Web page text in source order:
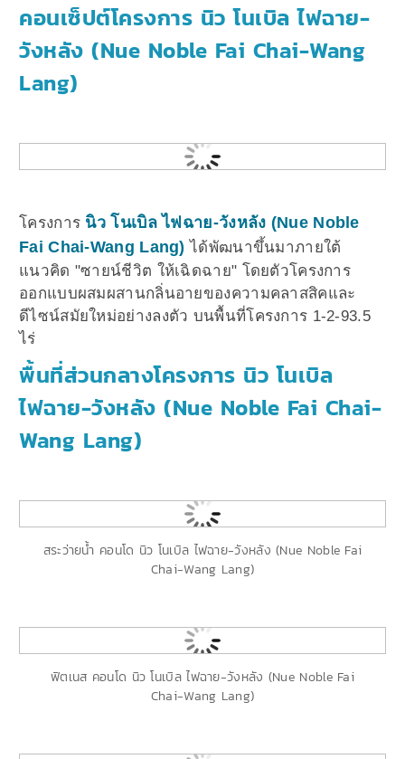
คอนเซ็ปต์โครงการ นิว โนเบิล ไฟฉาย-
วังหลัง (Nue Noble Fai Chai-Wang
Lang)
โครงการ นิว โนเบิล ไฟฉาย-วังหลัง (Nue Noble
Fai Chai-Wang Lang) ได้พัฒนาขึ้นมาภายใต้
แนวคิด "ซายน์ชีวิต ให้เฉิดฉาย" โดยตัวโครงการ
ออกแบบผสมผสานกลิ่นอายของความคลาสสิคและ
ดีไซน์สมัยใหม่อย่างลงตัว บนพื้นที่โครงการ 1-2-93.5
ไร่
พื้นที่ส่วนกลางโครงการ นิว โนเบิล
ไฟฉาย-วังหลัง (Nue Noble Fai Chai-
Wang Lang)
สระว่ายน้ำ คอนโด นิว โนเบิล ไฟฉาย-วังหลัง (Nue Noble Fai
Chai-Wang Lang)
ฟิตเนส คอนโด นิว โนเบิล ไฟฉาย-วังหลัง (Nue Noble Fai
Chai-Wang Lang)